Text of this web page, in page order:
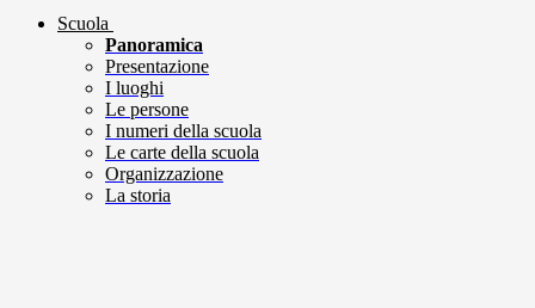
Scuola
Panoramica
Presentazione
I luoghi
Le persone
I numeri della scuola
Le carte della scuola
Organizzazione
La storia